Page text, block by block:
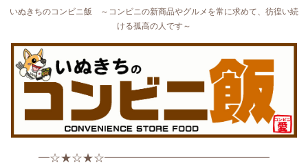
いぬきちのコンビニ飯 ～コンビニの新商品やグルメを常に求めて、彷徨い続
ける孤高の人です～
━☆★☆★☆━━━━━━━━━━━━━━━